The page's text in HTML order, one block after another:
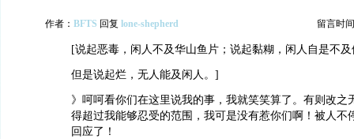
作者： BFTS 回复 lone-shepherd 留言时
[说起恶毒，闲人不及华山鱼片；说起黏糊，闲人自是不
但是说起烂，无人能及闲人。]
》呵呵看你们在这里说我的事，我就笑笑算了。有则改之
得超过我能够忍受的范围，我可是没有惹你们啊！被人不
回应了！